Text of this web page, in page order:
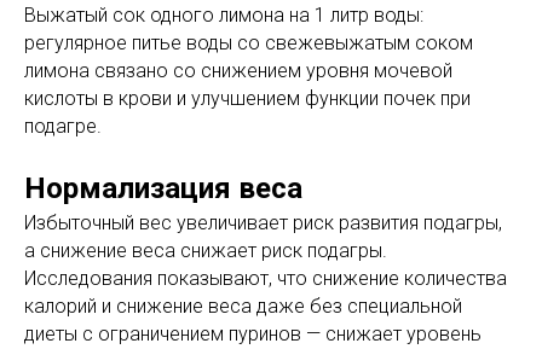
Выжатый сок одного лимона на 1 литр воды:
регулярное питье воды со свежевыжатым соком
лимона связано со снижением уровня мочевой
кислоты в крови и улучшением функции почек при
подагре.
Нормализация веса
Избыточный вес увеличивает риск развития подагры,
а снижение веса снижает риск подагры.
Исследования показывают, что снижение количества
калорий и снижение веса даже без специальной
диеты с ограничением пуринов — снижает уровень